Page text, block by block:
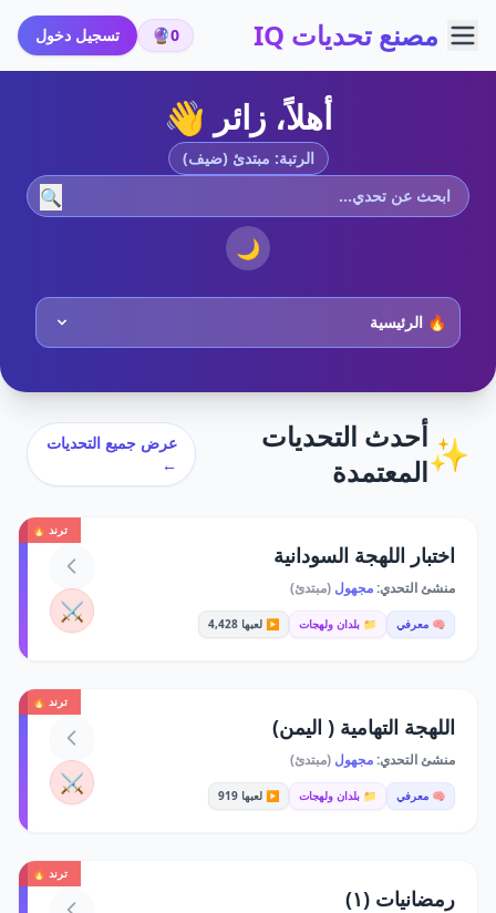
مصنع تحديات IQ 0
🔮 تسجيل دخول
أهلاً، زائر 👋
الرتبة: مبتدئ (ضيف)
🔍
🌙
✨أحدث التحديات
المعتمدة
عرض جميع التحديات
←
ترند 🔥
اختبار اللهجة السودانية
منشئ التحدي:مجهول (مبتدئ)
🧠 معرفي 📁 بلدان ولهجات ▶️ لعبها 4,428 ⚔️
ترند 🔥
اللهجة التهامية ( اليمن)
منشئ التحدي:مجهول (مبتدئ)
🧠 معرفي 📁 بلدان ولهجات ▶️ لعبها 919 ⚔️
ترند 🔥
رمضانيات (١)